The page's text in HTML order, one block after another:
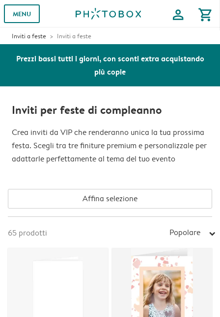
MENU profile shopping_cart
Inviti a feste Inviti a feste
Prezzi bassi tutti i giorni, con sconti extra acquistando
più copie
Inviti per feste di compleanno
Crea inviti da VIP che renderanno unica la tua prossima
festa. Scegli tra tre finiture premium e personalizzale per
adattarle perfettamente al tema del tuo evento
Affina selezione
65 prodotti Popolare arrow_right